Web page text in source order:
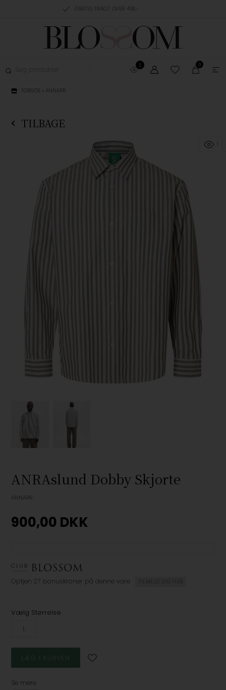
GRATIS FRAGT OVER 499,-
1 0
FORSIDE » ANNARR
TILBAGE
ANRAslund Dobby Skjorte
ANNARR
900,00 DKK
Optjen 27 bonuskroner på denne vare TILMELD DIG HER
Vælg Størrelse
L
Se mere
1